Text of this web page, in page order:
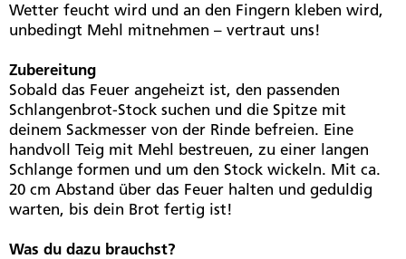
Wetter feucht wird und an den Fingern kleben wird,
unbedingt Mehl mitnehmen – vertraut uns!
Zubereitung
Sobald das Feuer angeheizt ist, den passenden
Schlangenbrot-Stock suchen und die Spitze mit
deinem Sackmesser von der Rinde befreien. Eine
handvoll Teig mit Mehl bestreuen, zu einer langen
Schlange formen und um den Stock wickeln. Mit ca.
20 cm Abstand über das Feuer halten und geduldig
warten, bis dein Brot fertig ist!
Was du dazu brauchst?